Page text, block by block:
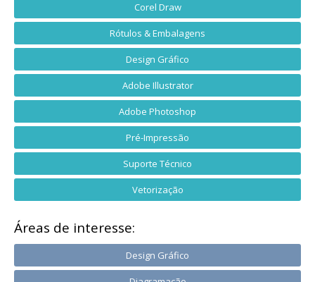
Corel Draw
Rótulos & Embalagens
Design Gráfico
Adobe Illustrator
Adobe Photoshop
Pré-Impressão
Suporte Técnico
Vetorização
Áreas de interesse:
Design Gráfico